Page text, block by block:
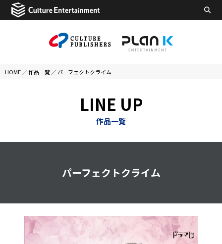
HOME ／作品一覧 ／パーフェクトクライム
LINE UP
作品一覧
パーフェクトクライム